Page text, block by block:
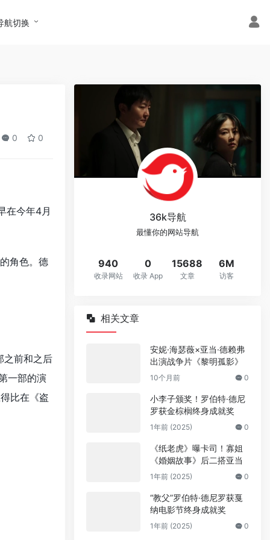
航切换
0 0
在今年4月
角色。德
之前和之后
一部的演
比在《盗
36k导航
最懂你的网站导航
940
收录网站
0
收录 App
15688
文章
6M
访客
相关文章
安妮·海瑟薇×亚当·德赖弗
出演战争片《黎明孤影》
10个月前 0
小李子颁奖！罗伯特·德尼
罗获金棕榈终身成就奖
1年前 (2025) 0
《纸老虎》曝卡司！寡姐
《婚姻故事》后二搭亚当
1年前 (2025) 0
“教父”罗伯特·德尼罗获戛
纳电影节终身成就奖
1年前 (2025) 0